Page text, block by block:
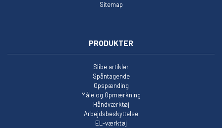
Sitemap
PRODUKTER
Slibe artikler
Spåntagende
Opspænding
Måle og Opmærkning
Håndværktøj
Arbejdsbeskyttelse
EL-værktøj